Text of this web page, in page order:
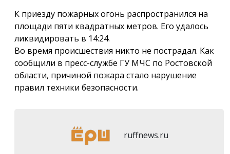
К приезду пожарных огонь распространился на
площади пяти квадратных метров. Его удалось
ликвидировать в 14:24.
Во время происшествия никто не пострадал. Как
сообщили в пресс-службе ГУ МЧС по Ростовской
области, причиной пожара стало нарушение
правил техники безопасности.
ruffnews.ru